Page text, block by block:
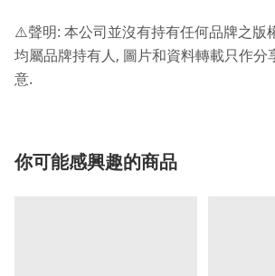
⚠️聲明: 本公司並沒有持有任何品牌之版
均屬品牌持有人 , 圖片和資料轉載只作分
意.
你可能感興趣的商品